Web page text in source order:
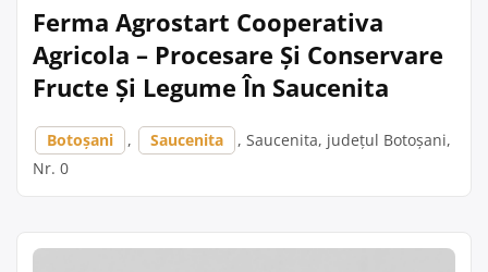
Ferma Agrostart Cooperativa
Agricola – Procesare Și Conservare
Fructe Și Legume În Saucenita
Botoșani , Saucenita
, Saucenita, județul Botoșani,
Nr. 0